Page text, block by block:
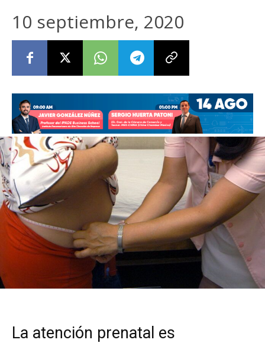
10 septiembre, 2020
La atención prenatal es